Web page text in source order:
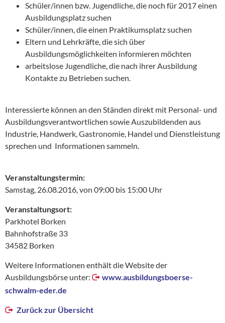
Schüler/innen bzw. Jugendliche, die noch für 2017 einen
Ausbildungsplatz suchen
Schüler/innen, die einen Praktikumsplatz suchen
Eltern und Lehrkräfte, die sich über
Ausbildungsmöglichkeiten informieren möchten
arbeitslose Jugendliche, die nach ihrer Ausbildung
Kontakte zu Betrieben suchen.
Interessierte können an den Ständen direkt mit Personal- und
Ausbildungsverantwortlichen sowie Auszubildenden aus
Industrie, Handwerk, Gastronomie, Handel und Dienstleistung
sprechen und Informationen sammeln.
Veranstaltungstermin:
Samstag, 26.08.2016, von 09:00 bis 15:00 Uhr
Veranstaltungsort:
Parkhotel Borken
Bahnhofstraße 33
34582 Borken
Weitere Informationen enthält die Website der
Ausbildungsbörse unter:
www.ausbildungsboerse-
schwalm-eder.de
Zurück zur Übersicht